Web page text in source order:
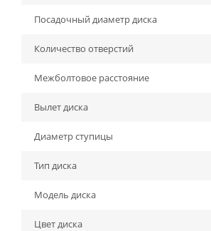
Посадочный диаметр диска
Количество отверстий
Межболтовое расстояние
Вылет диска
Диаметр ступицы
Тип диска
Модель диска
Цвет диска